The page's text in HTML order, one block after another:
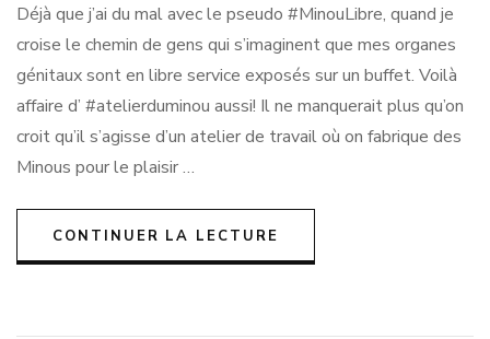
MiLLE
CHOSES
À
SAVOIR
SUR
#ATELIERDUMINOU
Déjà que j’ai du mal avec le pseudo #MinouLibre, quand je
croise le chemin de gens qui s’imaginent que mes organes
génitaux sont en libre service exposés sur un buffet. Voilà
affaire d’ #atelierduminou aussi! Il ne manquerait plus qu’on
croit qu’il s’agisse d’un atelier de travail où on fabrique des
Minous pour le plaisir …
CONTINUER LA LECTURE